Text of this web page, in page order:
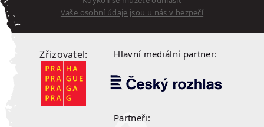
Vaše osobní údaje jsou u nás v bezpečí
Zřizovatel: Hlavní mediální partner:
Partneři: